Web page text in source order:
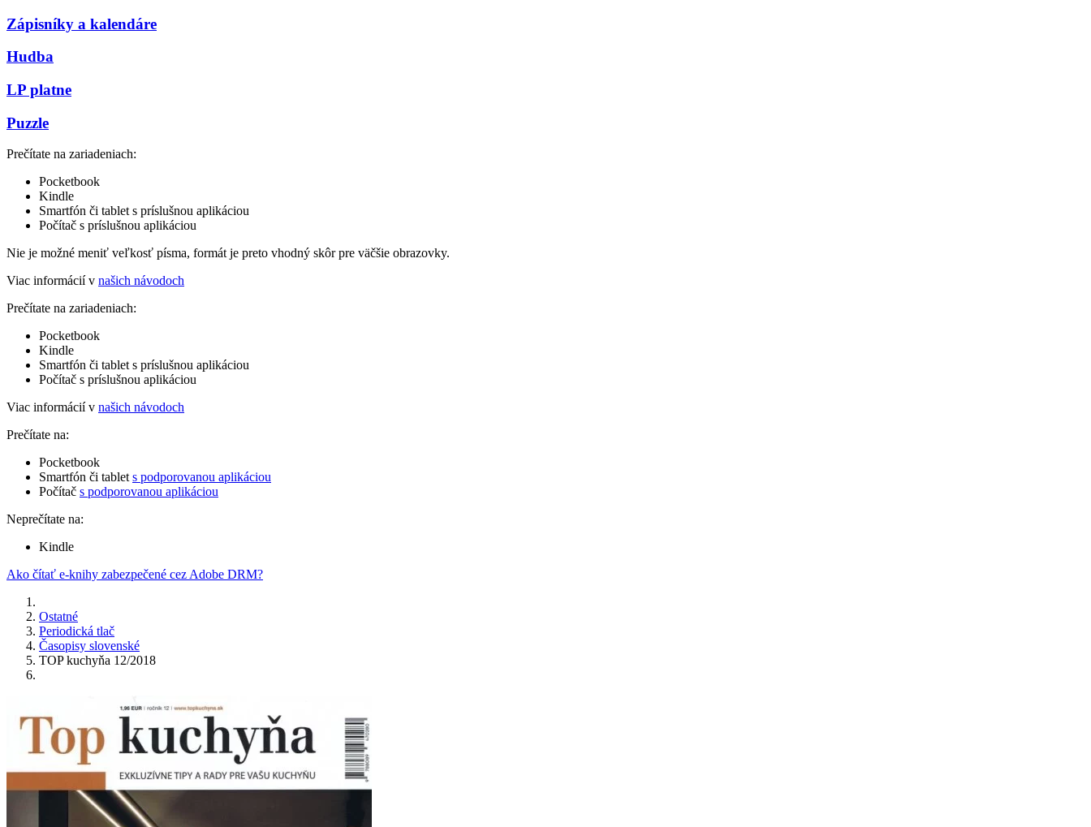
Zápisníky a kalendáre
Hudba
LP platne
Puzzle
Prečítate na zariadeniach:
Pocketbook
Kindle
Smartfón či tablet s príslušnou aplikáciou
Počítač s príslušnou aplikáciou
Nie je možné meniť veľkosť písma, formát je preto vhodný skôr pre väčšie obrazovky.
Viac informácií v našich návodoch
Prečítate na zariadeniach:
Pocketbook
Kindle
Smartfón či tablet s príslušnou aplikáciou
Počítač s príslušnou aplikáciou
Viac informácií v našich návodoch
Prečítate na:
Pocketbook
Smartfón či tablet s podporovanou aplikáciou
Počítač s podporovanou aplikáciou
Neprečítate na:
Kindle
Ako čítať e-knihy zabezpečené cez Adobe DRM?
Ostatné
Periodická tlač
Časopisy slovenské
TOP kuchyňa 12/2018